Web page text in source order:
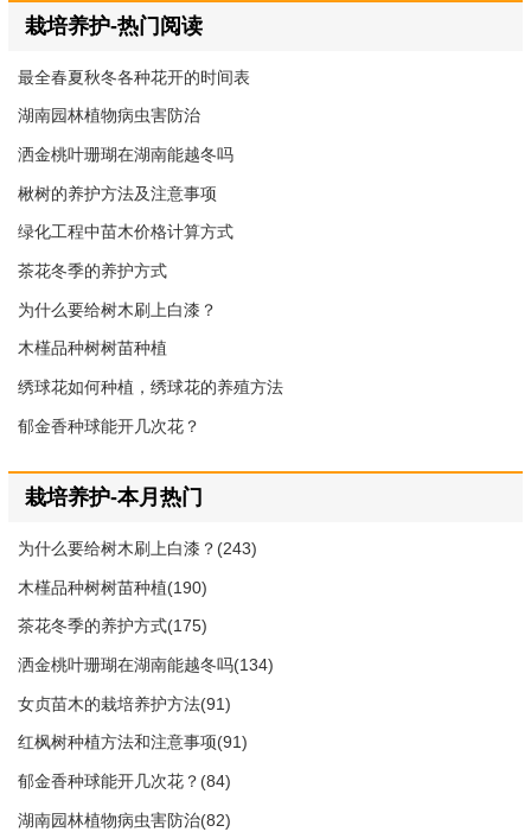
栽培养护-热门阅读
最全春夏秋冬各种花开的时间表
湖南园林植物病虫害防治
洒金桃叶珊瑚在湖南能越冬吗
楸树的养护方法及注意事项
绿化工程中苗木价格计算方式
茶花冬季的养护方式
为什么要给树木刷上白漆？
木槿品种树树苗种植
绣球花如何种植，绣球花的养殖方法
郁金香种球能开几次花？
栽培养护-本月热门
为什么要给树木刷上白漆？(243)
木槿品种树树苗种植(190)
茶花冬季的养护方式(175)
洒金桃叶珊瑚在湖南能越冬吗(134)
女贞苗木的栽培养护方法(91)
红枫树种植方法和注意事项(91)
郁金香种球能开几次花？(84)
湖南园林植物病虫害防治(82)